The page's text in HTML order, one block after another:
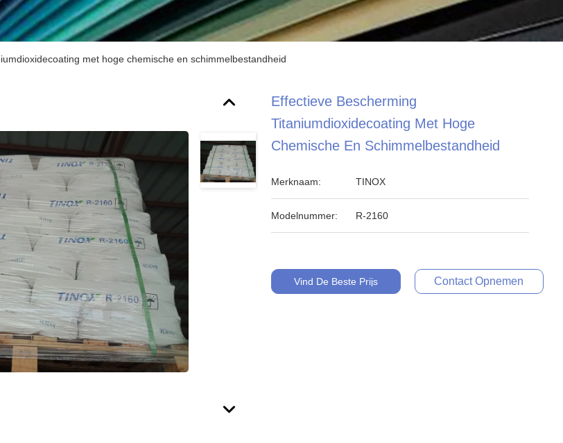
met hoge chemische en schimmelbestandheid
Effectieve Bescherming
Titaniumdioxidecoating Met Hoge
Chemische En Schimmelbestandheid
Merknaam: TINOX
Modelnummer: R-2160
Vind De Beste Prijs Contact Opnemen